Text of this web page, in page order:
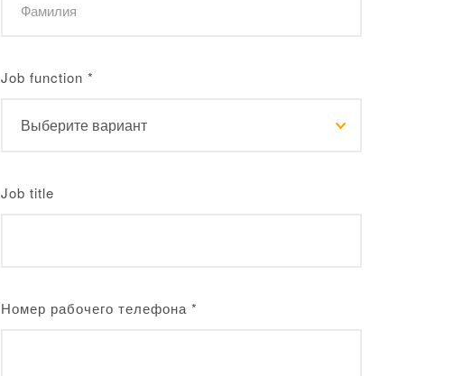
Job function *
Job title
Номер рабочего телефона *